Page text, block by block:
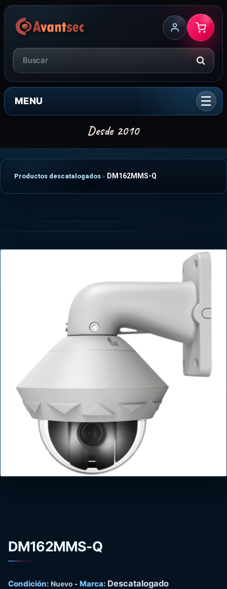
MENU
Productos descatalogados DM162MMS-Q
DM162MMS-Q
Condición: Nuevo - Marca: Descatalogado